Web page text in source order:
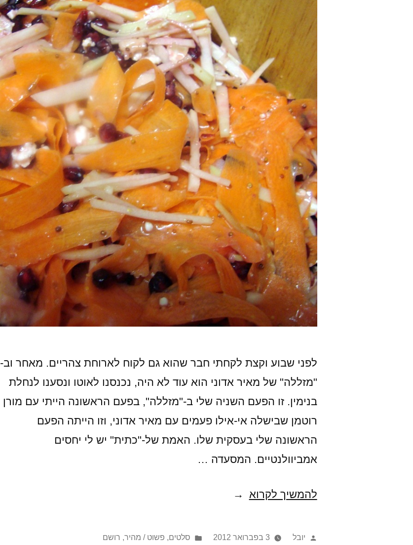
לפני שבוע וקצת לקחתי חבר שהוא גם לקוח לארוחת צהריים. מאחר וב-
"מזללה" של מאיר אדוני הוא עוד לא היה, נכנסנו לאוטו ונסענו לנחלת
בנימין. זו הפעם השניה שלי ב-"מזללה", בפעם הראשונה הייתי עם מורן
רוטמן שבישלה אי-אילו פעמים עם מאיר אדוני, וזו הייתה הפעם
הראשונה שלי בעסקית שלו. האמת של-"כתית" יש לי יחסים
אמביוולנטיים. המסעדה …
להמשיך לקרוא סלט
(בסגנון
פורסם
יובל 3 בפברואר 2012
Posted
סלטים, פשוט / מהיר, רושם